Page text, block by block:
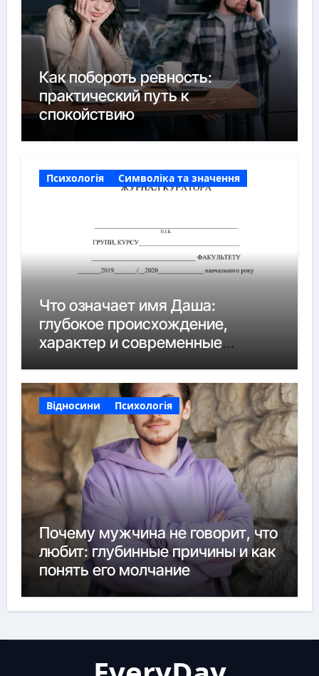
Как побороть ревность:
практический путь к
спокойствию
Психологія Символіка та значення
Что означает имя Даша:
глубокое происхождение,
характер и современные
Відносини Психологія
Почему мужчина не говорит, что
любит: глубинные причины и как
понять его молчание